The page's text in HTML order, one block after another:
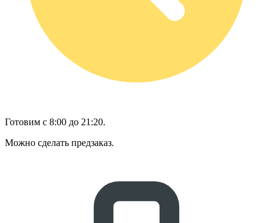
Готовим с 8:00 до 21:20.
Можно сделать предзаказ.